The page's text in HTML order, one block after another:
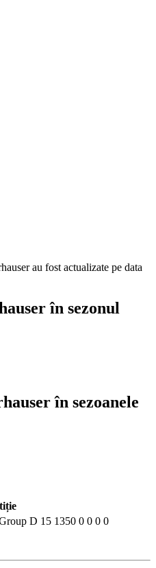
au fost actualizate pe data
în sezonul
în sezoanele
D 15 1350 0 0 0 0